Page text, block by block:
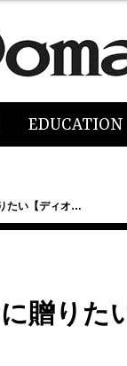
EDUCATION
たい【ディオ…
贈りた